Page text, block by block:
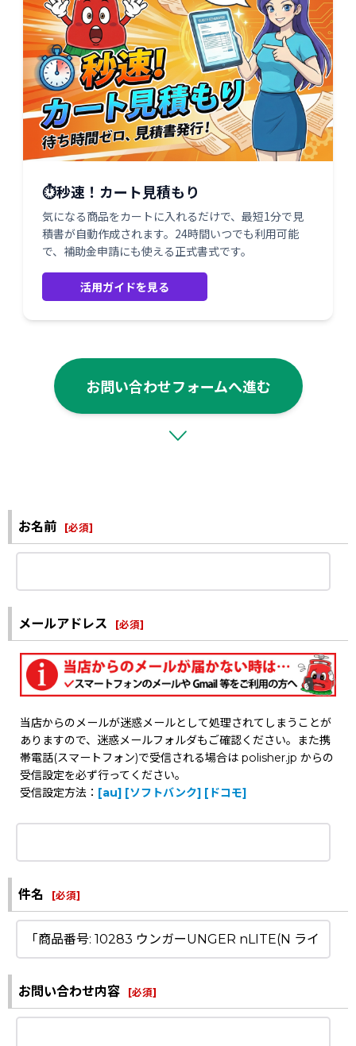
⏱️秒速！カート見積もり
気になる商品をカートに入れるだけで、最短1分で見
積書が自動作成されます。24時間いつでも利用可能
で、補助金申請にも使える正式書式です。
活用ガイドを見る
お問い合わせフォームへ進む
お名前 [必須]
メールアドレス [必須]
当店からのメールが迷惑メールとして処理されてしまうことが
ありますので、迷惑メールフォルダもご確認ください。また携
帯電話(スマートフォン)で受信される場合は polisher.jp からの
受信設定を必ず行ってください。
受信設定方法： [au] [ソフトバンク] [ドコモ]
件名 [必須]
お問い合わせ内容 [必須]